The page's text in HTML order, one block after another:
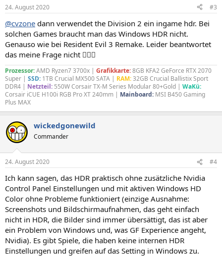
e
:
24. August 2020 #3
@cvzone dann verwendet the Division 2 ein ingame hdr. Bei
solchen Games braucht man das Windows HDR nicht.
Genauso wie bei Resident Evil 3 Remake. Leider beantwortet
das meine Frage nicht 🙆🏽‍♂️
Prozessor:AMD Ryzen7 3700x | Grafikkarte:8GB KFA2 GeForce RTX 2070
Super | SSD: 1TB Crucial MX500 SATA | RAM:32GB Crucial Ballistix Sport
DDR4 | Netzteil: 550W Corsair TX-M Series Modular 80+Gold | WaKü:
Corsair iCUE H100i RGB Pro XT 240mm | Mainboard: MSI B450 Gaming
Plus MAX
wickedgonewild
Commander
24. August 2020 #4
Ich kann sagen, das HDR praktisch ohne zusätzliche Nvidia
Control Panel Einstellungen und mit aktiven Windows HD
Color ohne Probleme funktioniert (einzige Ausnahme:
Screenshots und Bildschirmaufnahmen, das geht einfach
nicht in HDR, die Bilder sind immer übersättigt, das ist aber
ein Problem von Windows und, was GF Experience angeht,
Nvidia). Es gibt Spiele, die haben keine internen HDR
Einstellungen und greifen auf das Setting in Windows zu.